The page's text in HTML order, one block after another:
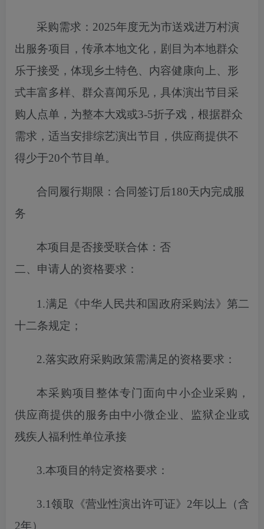
采购需求： 2025年度无为市送戏进万村演
出服务项目
， 传承本地文化，剧目为本地群众
乐于接受，体现乡土特色、内容健康向上、形
式丰富多样、群众喜闻乐见，具体演出节目采
购人点单，为整本大戏或3-5折子戏，根据群众
需求，适当安排综艺演出节目，供应商提供不
得少于20个节目单。
合同履行期限：合同签订后180天内完成服
务
本项目 是否接受联合体 ：否
二、申请人的资格要求 ：
1.满足《中华人民共和国政府采购法》第二
十二条规定；
2.落实政府采购政策需满足的资格要求：
本采购项目 整体专门面向中小企业采购，
供应商提供的服务由中小微企业、监狱企业或
残疾人福利性单位承接
3.本项目的特定资格要求：
3.1领取《营业性演出许可证》 2年以上（含
2年）